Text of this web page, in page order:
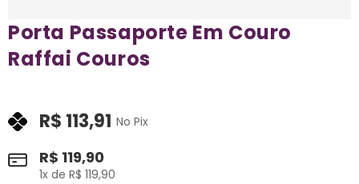
Porta Passaporte Em Couro
Raffai Couros
R$ 119,90
1x de R$ 119,90
R$ 113,91 No Pix